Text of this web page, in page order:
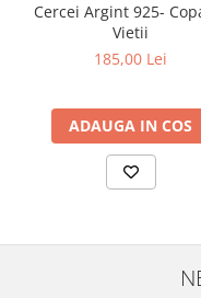
Cercei Argint 925-
Vietii
185,00 Lei
ADAUGA IN COS